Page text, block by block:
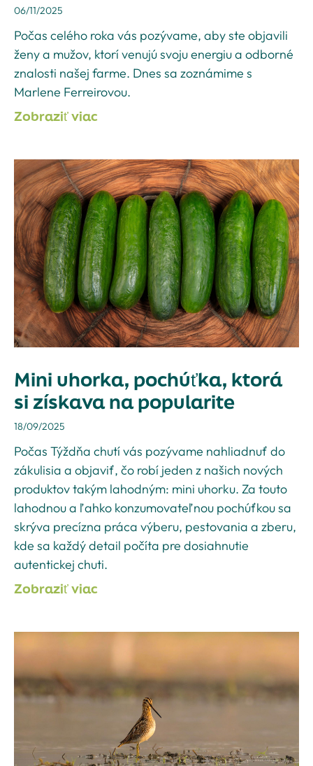
06/11/2025
Počas celého roka vás pozývame, aby ste objavili
ženy a mužov, ktorí venujú svoju energiu a odborné
znalosti našej farme. Dnes sa zoznámime s
Marlene Ferreirovou.
Zobraziť viac
Mini uhorka, pochúťka, ktorá
si získava na popularite
18/09/2025
Počas Týždňa chutí vás pozývame nahliadnuť do
zákulisia a objaviť, čo robí jeden z našich nových
produktov takým lahodným: mini uhorku. Za touto
lahodnou a ľahko konzumovateľnou pochúťkou sa
skrýva precízna práca výberu, pestovania a zberu,
kde sa každý detail počíta pre dosiahnutie
autentickej chuti.
Zobraziť viac